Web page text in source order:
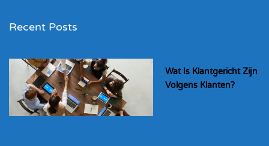
Recent Posts
Wat Is Klantgericht Zijn
Volgens Klanten?